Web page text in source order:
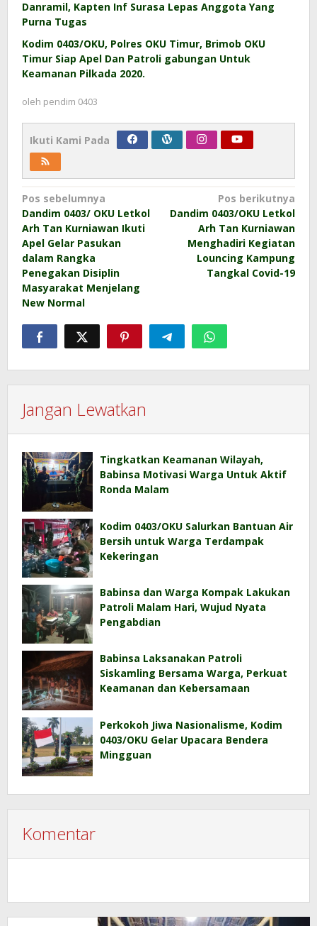
Danramil, Kapten Inf Surasa Lepas Anggota Yang
Purna Tugas
Kodim 0403/OKU, Polres OKU Timur, Brimob OKU
Timur Siap Apel Dan Patroli gabungan Untuk
Keamanan Pilkada 2020.
oleh pendim 0403
Ikuti Kami Pada
Navigasi
pos
Pos sebelumnya
Dandim 0403/ OKU Letkol
Arh Tan Kurniawan Ikuti
Apel Gelar Pasukan
dalam Rangka
Penegakan Disiplin
Masyarakat Menjelang
New Normal
Pos berikutnya
Dandim 0403/OKU Letkol
Arh Tan Kurniawan
Menghadiri Kegiatan
Louncing Kampung
Tangkal Covid-19
Jangan Lewatkan
Tingkatkan Keamanan Wilayah,
Babinsa Motivasi Warga Untuk Aktif
Ronda Malam
Kodim 0403/OKU Salurkan Bantuan Air
Bersih untuk Warga Terdampak
Kekeringan
Babinsa dan Warga Kompak Lakukan
Patroli Malam Hari, Wujud Nyata
Pengabdian
Babinsa Laksanakan Patroli
Siskamling Bersama Warga, Perkuat
Keamanan dan Kebersamaan
Perkokoh Jiwa Nasionalisme, Kodim
0403/OKU Gelar Upacara Bendera
Mingguan
Komentar